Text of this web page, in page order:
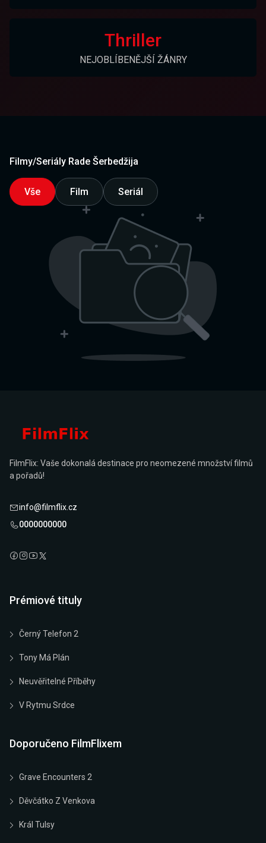
Thriller
NEJOBLÍBENĚJŠÍ ŽÁNRY
Filmy/Seriály Rade Šerbedžija
Vše Film Seriál
FilmFlix: Vaše dokonalá destinace pro neomezené množství filmů
a pořadů!
info@filmflix.cz
0000000000
Prémiové tituly
Černý Telefon 2
Tony Má Plán
Neuvěřitelné Příběhy
V Rytmu Srdce
Doporučeno FilmFlixem
Grave Encounters 2
Děvčátko Z Venkova
Král Tulsy